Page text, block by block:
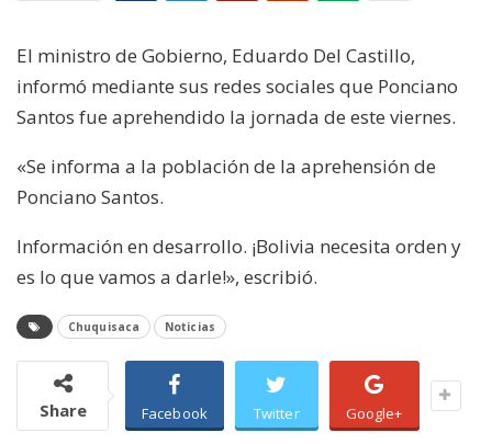
El ministro de Gobierno, Eduardo Del Castillo,
informó mediante sus redes sociales que Ponciano
Santos fue aprehendido la jornada de este viernes.
«Se informa a la población de la aprehensión de
Ponciano Santos.
Información en desarrollo. ¡Bolivia necesita orden y
es lo que vamos a darle!», escribió.
Chuquisaca Noticias
Share Facebook Twitter Google+